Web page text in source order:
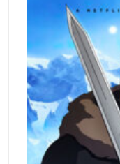
Tarinapeli The Longest
indiepelit